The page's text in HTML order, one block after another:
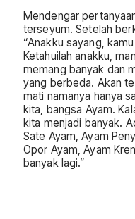
Mendengar
terseyum. Setelah
“Anakku sayang, kamu
Ketahuilah anakku,
memang banyak dan
yang berbeda. Akan
mati namanya hanya
kita, bangsa Ayam.
kita menjadi banyak.
Sate Ayam, Ayam
Opor Ayam, Ayam
banyak lagi.”